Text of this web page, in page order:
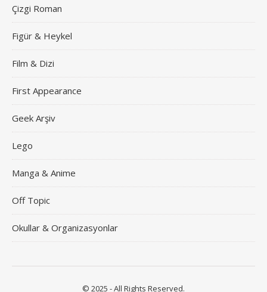
Çizgi Roman
Figür & Heykel
Film & Dizi
First Appearance
Geek Arşiv
Lego
Manga & Anime
Off Topic
Okullar & Organizasyonlar
© 2025 - All Rights Reserved.